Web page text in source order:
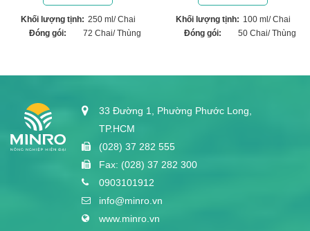
Khối lượng tịnh: 250 ml/ Chai
Đóng gói:
72 Chai/ Thùng
Khối lượng tịnh: 100 ml/ Chai
Đóng gói:
50 Chai/ Thùng
33 Đường 1, Phường Phước Long,
TP.HCM
(028) 37 282 555
Fax: (028) 37 282 300
0903101912
info@minro.vn
www.minro.vn